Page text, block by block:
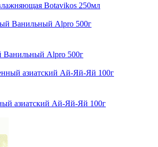
Botavikos 250мл
Ванильный Alpro 500г
азиатский Ай-Яй-Яй 100г